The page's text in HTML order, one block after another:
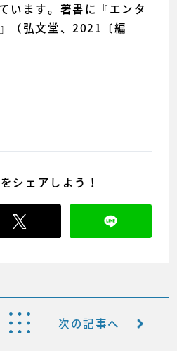
います。著書に『エンタ
（弘文堂、2021〔編
シェアしよう！
次の記事へ